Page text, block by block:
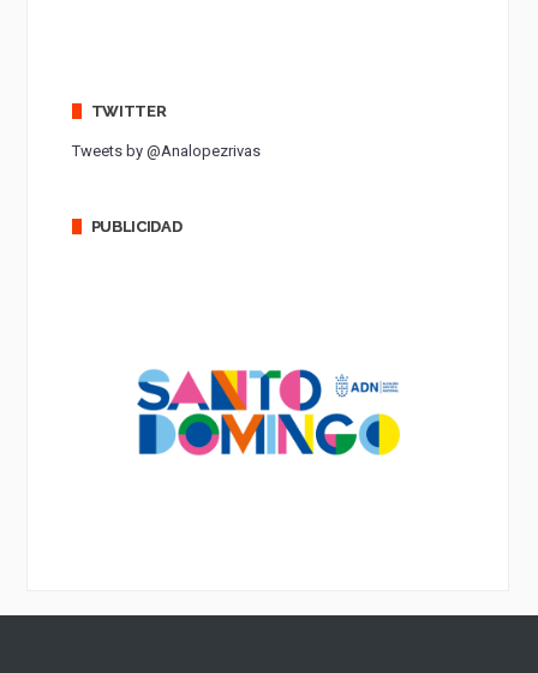
TWITTER
Tweets by @Analopezrivas
PUBLICIDAD